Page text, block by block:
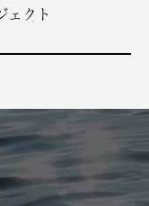
ェクト